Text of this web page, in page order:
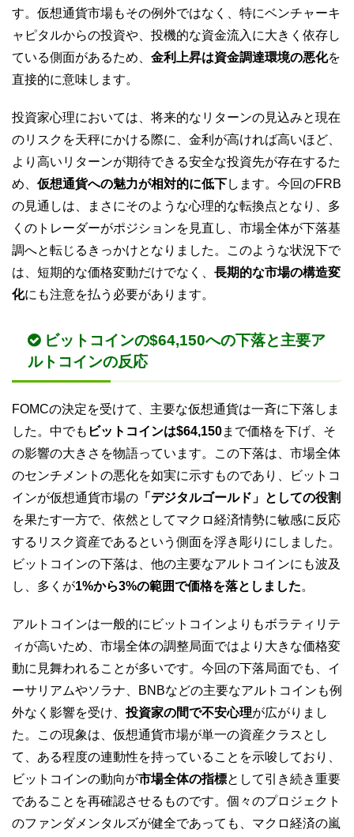
す。仮想通貨市場もその例外ではなく、特にベンチャーキ
ャピタルからの投資や、投機的な資金流入に大きく依存し
ている側面があるため、 金利上昇は資金調達環境の悪化を
直接的に意味します。
投資家心理においては、将来的なリターンの見込みと現在
のリスクを天秤にかける際に、金利が高ければ高いほど、
より高いリターンが期待できる安全な投資先が存在するた
め、 仮想通貨への魅力が相対的に低下します。今回のFRB
の見通しは、まさにそのような心理的な転換点となり、多
くのトレーダーがポジションを見直し、市場全体が下落基
調へと転じるきっかけとなりました。このような状況下で
は、短期的な価格変動だけでなく、 長期的な市場の構造変
化にも注意を払う必要があります。
ビットコインの$64,150への下落と主要ア
ルトコインの反応
FOMCの決定を受けて、主要な仮想通貨は一斉に下落しま
した。中でも ビットコインは$64,150まで価格を下げ、そ
の影響の大きさを物語っています。この下落は、市場全体
のセンチメントの悪化を如実に示すものであり、ビットコ
インが仮想通貨市場の 「デジタルゴールド」としての役割
を果たす一方で、依然としてマクロ経済情勢に敏感に反応
するリスク資産であるという側面を浮き彫りにしました。
ビットコインの下落は、他の主要なアルトコインにも波及
し、多くが1%から3%の範囲で価格を落としました。
アルトコインは一般的にビットコインよりもボラティリテ
ィが高いため、市場全体の調整局面ではより大きな価格変
動に見舞われることが多いです。今回の下落局面でも、イ
ーサリアムやソラナ、BNBなどの主要なアルトコインも例
外なく影響を受け、 投資家の間で不安心理が広がりまし
た。この現象は、仮想通貨市場が単一の資産クラスとし
て、ある程度の連動性を持っていることを示唆しており、
ビットコインの動向が市場全体の指標として引き続き重要
であることを再確認させるものです。個々のプロジェクト
のファンダメンタルズが健全であっても、マクロ経済の嵐